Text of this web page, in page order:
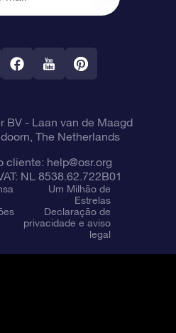
to the stars
BV- Laan van de Maagd
The Netherlands
cliente: help@osr.org
NL 8538.62.722B01
Um Milhão de
Estrelas
Declaração de
privacidade e aviso
legal